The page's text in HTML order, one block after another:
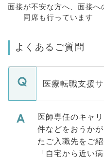
面接が不安な方へ、 面接へ
同席も行っています
よくあるご質問
医療転職支援
医師専任のキャ
件などをおうか
たご入職先をご
「自宅から近い